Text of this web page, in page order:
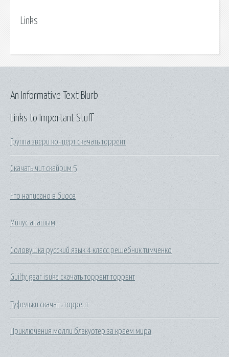
Links
Links to Important Stuff
Группа звери концерт скачать торрент
Скачать чит скайрим 5
Что написано в биосе
Минус анашым
Соловушка русский язык 4 класс решебник тимченко
Guilty gear isuka скачать торрент торрент
Туфельки скачать торрент
Приключения молли блэкуотер за краем мира
An Informative Text Blurb